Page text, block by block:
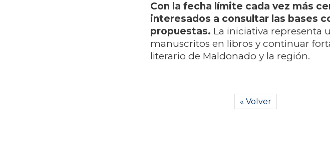
Con la fecha límite cada vez más
interesados a consultar las bases
propuestas. La iniciativa representa
manuscritos en libros y continuar
literario de Maldonado y la región.
« Volver